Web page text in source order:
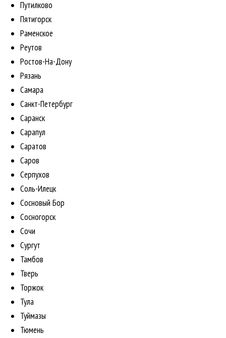
Путилково
Пятигорск
Раменское
Реутов
Ростов-На-Дону
Рязань
Самара
Санкт-Петербург
Саранск
Сарапул
Саратов
Саров
Серпухов
Соль-Илецк
Сосновый Бор
Сосногорск
Сочи
Сургут
Тамбов
Тверь
Торжок
Тула
Туймазы
Тюмень